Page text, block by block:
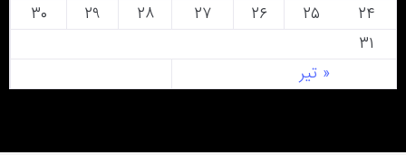
« تیر
۲۴
۲۵ ۲۶ ۲۷ ۲۸ ۲۹
۳۰
۳۱